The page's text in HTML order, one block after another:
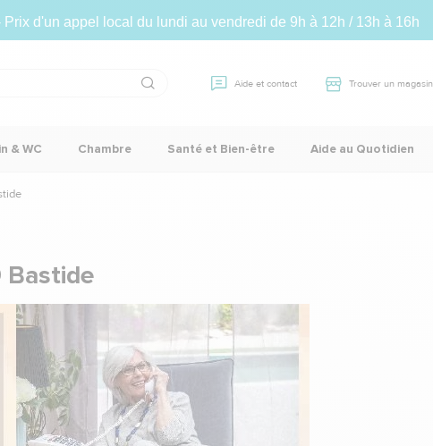
d'un appel local du lundi au vendredi de 9h à 12h / 13h à 16h
Aide et contact Trouver un magasin
& WC Chambre Santé et Bien-être Aide au Quotidien
Bastide